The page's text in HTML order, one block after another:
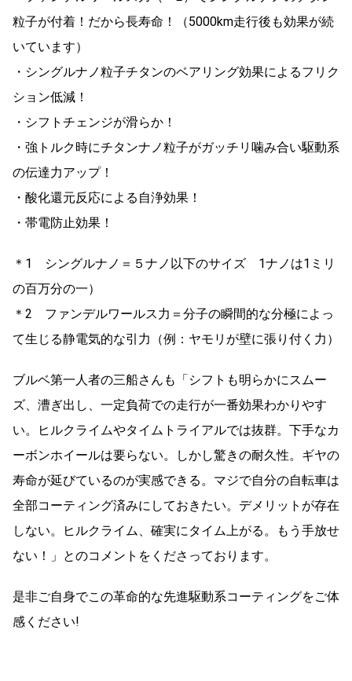
粒子が付着！だから長寿命！（5000km走行後も効果が続
いています）
・シングルナノ粒子チタンのベアリング効果によるフリク
ション低減！
・シフトチェンジが滑らか！
・強トルク時にチタンナノ粒子がガッチリ噛み合い駆動系
の伝達力アップ！
・酸化還元反応による自浄効果！
・帯電防止効果！
＊1 シングルナノ＝５ナノ以下のサイズ 1ナノは1ミリ
の百万分の一）
＊2 ファンデルワールス力＝分子の瞬間的な分極によっ
て生じる静電気的な引力（例：ヤモリが壁に張り付く力）
ブルベ第一人者の三船さんも「シフトも明らかにスムー
ズ、漕ぎ出し、一定負荷での走行が一番効果わかりやす
い。ヒルクライムやタイムトライアルでは抜群。下手なカ
ーボンホイールは要らない。しかし驚きの耐久性。ギヤの
寿命が延びているのが実感できる。マジで自分の自転車は
全部コーティング済みにしておきたい。デメリットが存在
しない。ヒルクライム、確実にタイム上がる。もう手放せ
ない！」とのコメントをくださっております。
是非ご自身でこの革命的な先進駆動系コーティングをご体
感ください!